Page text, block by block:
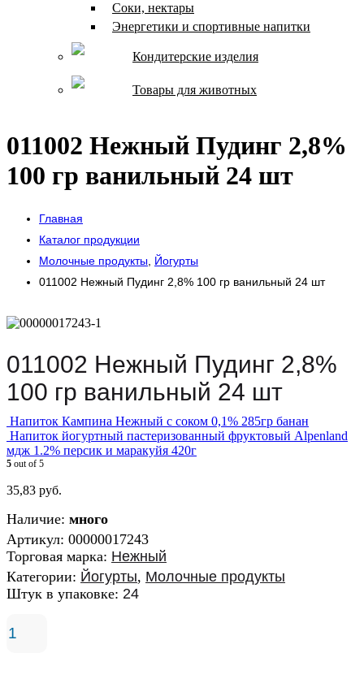
Соки, нектары
Энергетики и спортивные напитки
Кондитерские изделия
Товары для животных
011002 Нежный Пудинг 2,8%
100 гр ванильный 24 шт
Главная
Каталог продукции
Молочные продукты Йогурты
011002 Нежный Пудинг 2,8% 100 гр ванильный 24 шт
011002 Нежный Пудинг 2,8%
100 гр ванильный 24 шт
Напиток Кампина Нежный с соком 0,1% 285гр банан
Напиток йогуртный пастеризованный фруктовый Alpenland
мдж 1.2% персик и маракуйя 420г
5 out of 5
35,83 руб.
Наличие: много
Артикул: 00000017243
Торговая марка: Нежный
Категории: Йогурты, Молочные продукты
Штук в упаковке: 24